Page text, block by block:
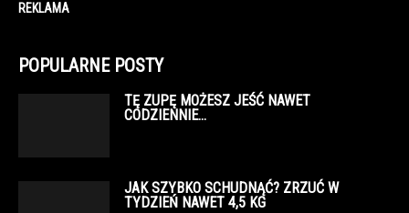
REKLAMA
POPULARNE POSTY
TĘ ZUPĘ MOŻESZ JEŚĆ NAWET
CODZIENNIE…
JAK SZYBKO SCHUDNĄĆ? ZRZUĆ W
TYDZIEŃ NAWET 4,5 KG